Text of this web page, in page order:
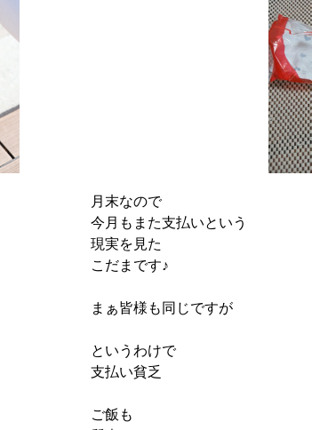
月末なので
今月もまた支払いという
現実を見た
こだまです♪
まぁ皆様も同じですが
というわけで
支払い貧乏
ご飯も